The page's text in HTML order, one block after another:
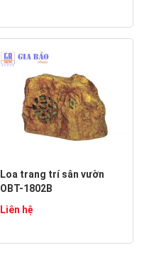
Loa trang trí sân vườn
OBT-1802B
Liên hệ